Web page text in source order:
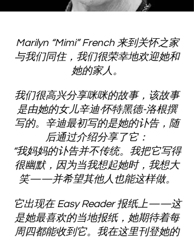
Marilyn “Mimi” French 来到关怀之家
与我们同住，我们很荣幸地欢迎她和
她的家人。
我们很高兴分享咪咪的故事，该故事
是由她的女儿辛迪·怀特黑德-洛根撰
写的。辛迪最初写的是她的讣告，随
后通过介绍分享了它：
“我妈妈的讣告并不传统。我把它写得
很幽默，因为当我想起她时，我想大
笑——并希望其他人也能这样做。
它出现在 Easy Reader 报纸上——这
是她最喜欢的当地报纸，她期待着每
周四都能收到它。我在这里刊登她的